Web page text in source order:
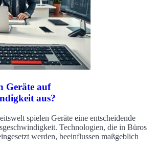
Geräte auf
aus?
spielen Geräte eine entscheidende
Technologien, die in Büros
werden, beeinflussen maßgeblich